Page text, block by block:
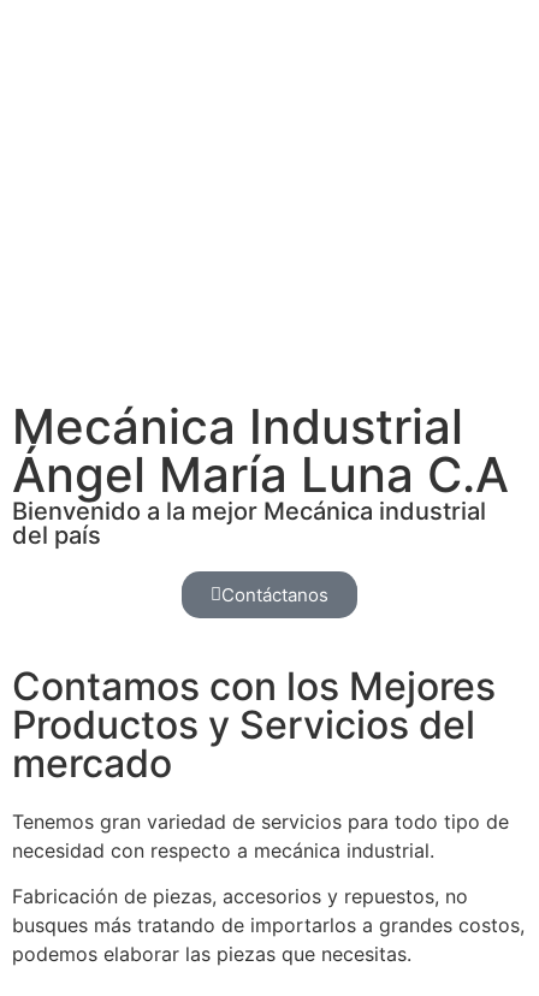
Mecánica Industrial
Ángel María Luna C.A
Bienvenido a la mejor Mecánica industrial
del país
Contáctanos
Contamos con los Mejores
Productos y Servicios del
mercado
Tenemos gran variedad de servicios para todo tipo de
necesidad con respecto a mecánica industrial.
Fabricación de piezas, accesorios y repuestos, no
busques más tratando de importarlos a grandes costos,
podemos elaborar las piezas que necesitas.